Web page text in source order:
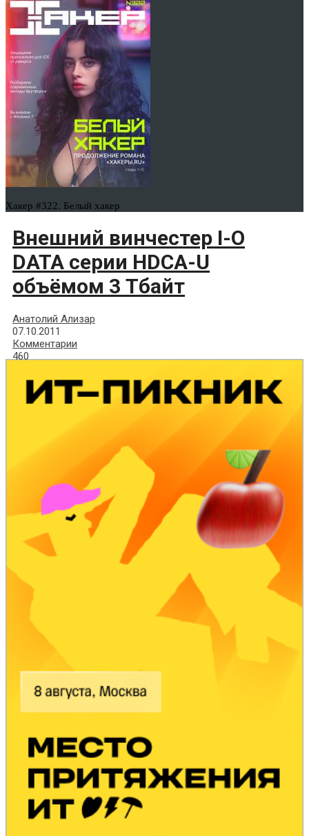
Хакер #322. Белый хакер
Внешний винчестер I-O
DATA серии HDCA-U
объёмом 3 Тбайт
Анатолий Ализар
07.10.2011
Комментарии
460